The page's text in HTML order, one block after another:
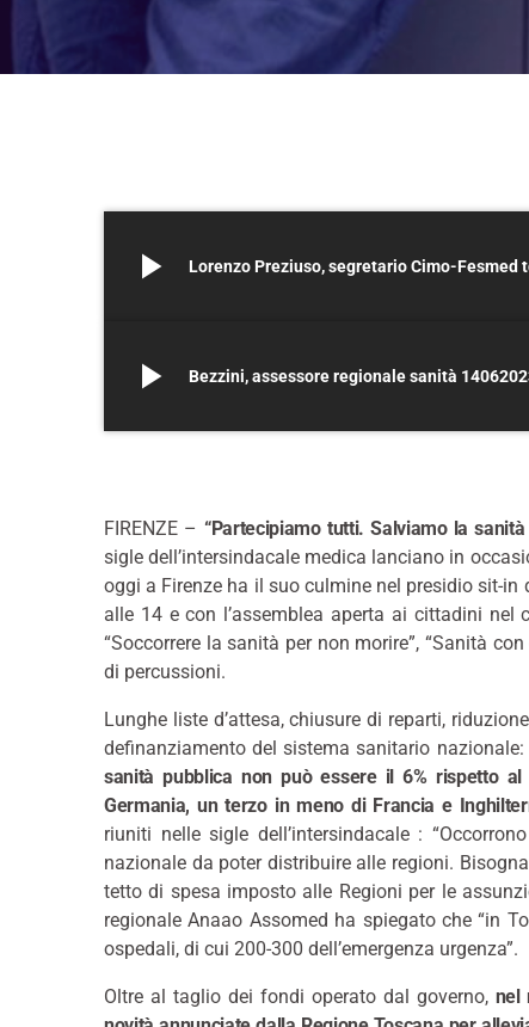
play_arrow Lorenzo Preziuso, segretario Cimo-Fesmed
play_arrow Bezzini, assessore regionale sanità
FIRENZE – “Partecipiamo tutti. Salviamo la
sigle dell’intersindacale medica lanciano in
oggi a Firenze ha il suo culmine nel presidio sit-
alle 14 e con l’assemblea aperta ai cittadini nel
“Soccorrere la sanità per non morire”, “Sanità
di percussioni.
Lunghe liste d’attesa, chiusure di reparti,
definanziamento del sistema sanitario
sanità pubblica non può essere il 6% rispetto
Germania, un terzo in meno di Francia e
riuniti nelle sigle dell’intersindacale :
nazionale da poter distribuire alle regioni.
tetto di spesa imposto alle Regioni per le
regionale Anaao Assomed ha spiegato che “in
ospedali, di cui 200-300 dell’emergenza urgenza”.
Oltre al taglio dei fondi operato dal governo, nel